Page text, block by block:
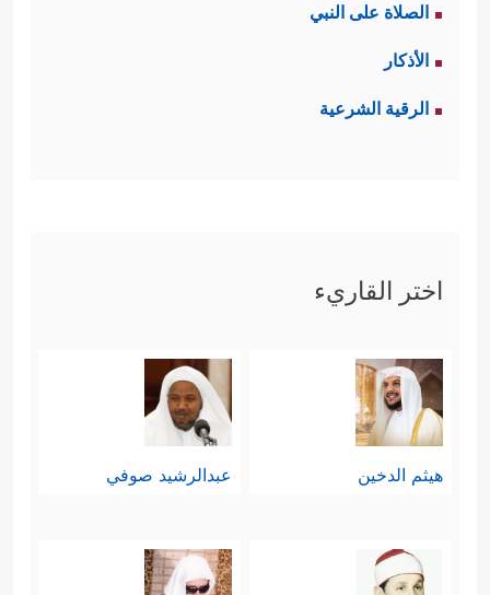
الصلاة على النبي
الأذكار
الرقية الشرعية
اختر القاريء
هيثم الدخين عبدالرشيد صوفي